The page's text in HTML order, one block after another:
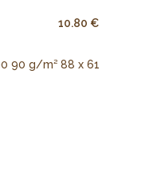
10.80 €